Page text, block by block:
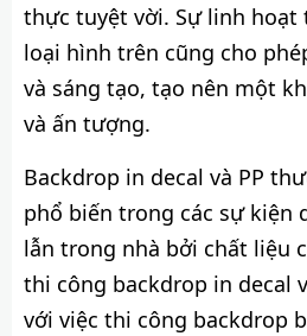
thực tuyệt vời. Sự linh hoạt
loại hình trên cũng cho
và sáng tạo, tạo nên một
và ấn tượng.
Backdrop in decal và PP
phổ biến trong các sự kiện
lẫn trong nhà bởi chất liệu
thi công backdrop in decal
với việc thi công backdrop